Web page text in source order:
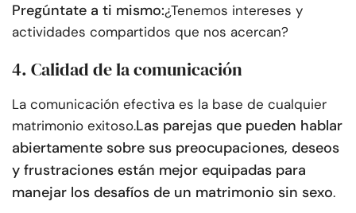
Pregúntate a ti mismo:¿Tenemos intereses y
actividades compartidos que nos acercan?
4. Calidad de la comunicación
La comunicación efectiva es la base de cualquier
matrimonio exitoso.Las parejas que pueden hablar
abiertamente sobre sus preocupaciones, deseos
y frustraciones están mejor equipadas para
manejar los desafíos de un matrimonio sin sexo.